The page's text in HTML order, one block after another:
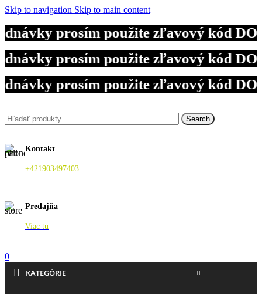
Skip to navigation Skip to main content
prosím použite zľavový kód
prosím použite zľavový kód
prosím použite zľavový kód
Search
Kontakt
+421903497403
Predajňa
Viac tu
0
KATEGÓRIE